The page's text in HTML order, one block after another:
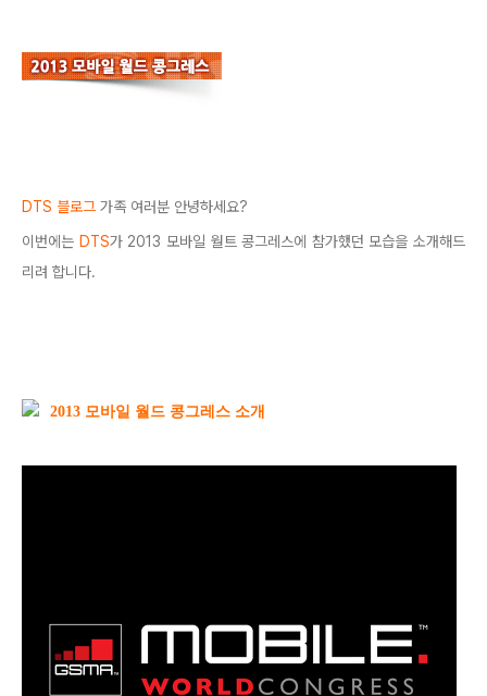
DTS 블로그 가족 여러분 안녕하세요?
이번에는 DTS가 2013 모바일 월트 콩그레스에 참가했던 모습을 소개해드
리려 합니다.
2013 모바일 월드 콩그레스 소개